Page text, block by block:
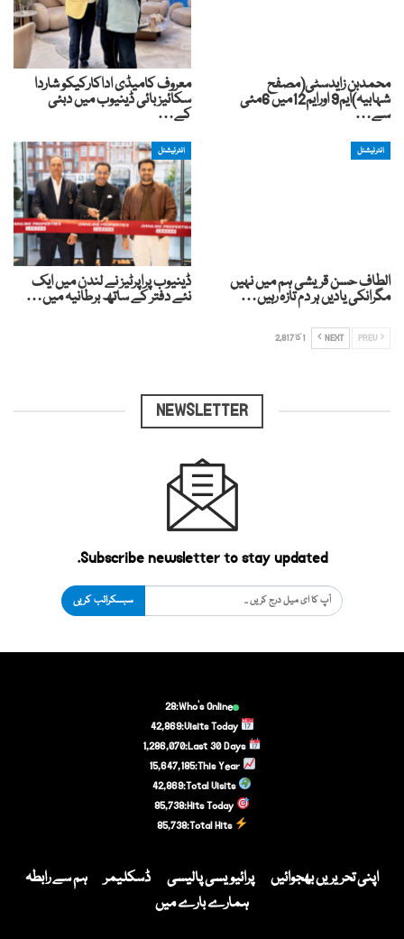
محمدبن زایدسٹی(مصفح
شہابیہ)ایم9 اورایم12میں 6مئی
سے…
معروف کامیڈی اداکارکیکو شاردا
سکائیز بائی ڈینیوب میں دبئی
کے…
انٹرنیشنل
الطاف حسن قریشی ہم میں نہیں
مگرانکی یادیں ہر دم تازہ رہیں…
انٹرنیشنل
ڈینیوب پراپرٹیز نے لندن میں ایک
نئے دفتر کے ساتھ برطانیہ میں…
NEXT 1 کا 2,817
NEWSLETTER
Subscribe newsletter to stay updated.
سبسکرائب کریں
Who's Online:
28
Visits Today:
42,869
Last 30 Days:
1,286,070
This Year:
15,647,185
Total Visits:
42,869
Hits Today:
85,738
Total Hits:
85,738
اپنی تحریریں بھجوائیں پرائیویسی پالیسی ڈسکلیمر
ہم سے رابطہ
ہمارے بارے میں